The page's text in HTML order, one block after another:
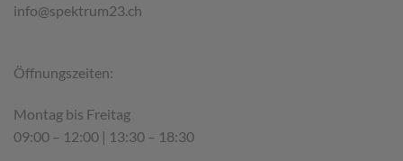
info@spektrum23.ch
Öffnungszeiten:
Montag bis Freitag
09:00 – 12:00 | 13:30 – 18:30